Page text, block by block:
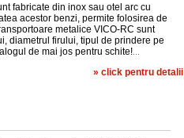
fabricate din inox sau otel arc cu
acestor benzi, permite folosirea de
metalice VICO-RC sunt
diametrul firului, tipul de prindere pe
de mai jos pentru schite!
» click pentru detalii